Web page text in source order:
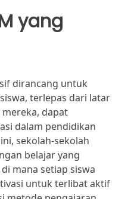
yang
dirancang untuk
terlepas dari latar
dapat
dalam pendidikan
sekolah-sekolah
belajar yang
mana setiap siswa
untuk terlibat aktif